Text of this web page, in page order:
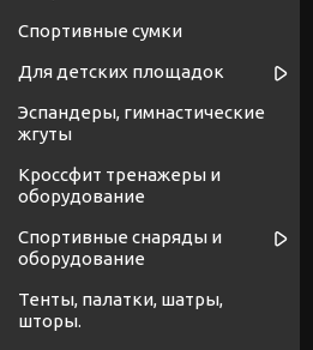
Спортивные сумки
Для детских площадок
Эспандеры, гимнастические
жгуты
Кроссфит тренажеры и
оборудование
Спортивные снаряды и
оборудование
Тенты, палатки, шатры,
шторы.